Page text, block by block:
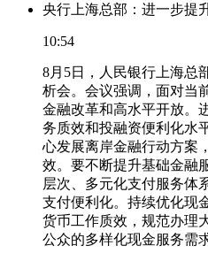
央行上海总部：进一步提
10:54
8月5日，人民银行上海总
析会。会议强调，面对当
金融改革和高水平开放。
务质效和投融资便利化水
心发展离岸金融行动方案
效。要不断提升基础金融
层次、多元化支付服务体
支付便利化。持续优化现
货币工作质效，规范办理
公众的多样化现金服务需求